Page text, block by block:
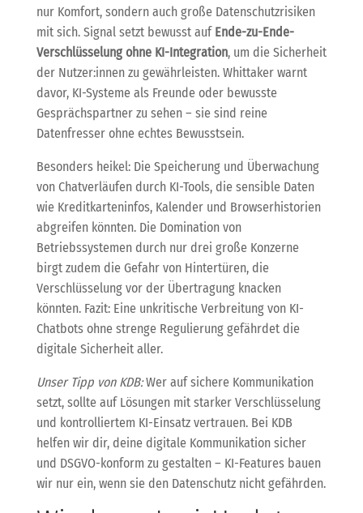
nur Komfort, sondern auch große Datenschutzrisiken
mit sich. Signal setzt bewusst auf Ende-zu-Ende-
Verschlüsselung ohne KI-Integration, um die Sicherheit
der Nutzer:innen zu gewährleisten. Whittaker warnt
davor, KI-Systeme als Freunde oder bewusste
Gesprächspartner zu sehen – sie sind reine
Datenfresser ohne echtes Bewusstsein.
Besonders heikel: Die Speicherung und Überwachung
von Chatverläufen durch KI-Tools, die sensible Daten
wie Kreditkarteninfos, Kalender und Browserhistorien
abgreifen könnten. Die Domination von
Betriebssystemen durch nur drei große Konzerne
birgt zudem die Gefahr von Hintertüren, die
Verschlüsselung vor der Übertragung knacken
könnten. Fazit: Eine unkritische Verbreitung von KI-
Chatbots ohne strenge Regulierung gefährdet die
digitale Sicherheit aller.
Unser Tipp von KDB:Wer auf sichere Kommunikation
setzt, sollte auf Lösungen mit starker Verschlüsselung
und kontrolliertem KI-Einsatz vertrauen. Bei KDB
helfen wir dir, deine digitale Kommunikation sicher
und DSGVO-konform zu gestalten – KI-Features bauen
wir nur ein, wenn sie den Datenschutz nicht gefährden.